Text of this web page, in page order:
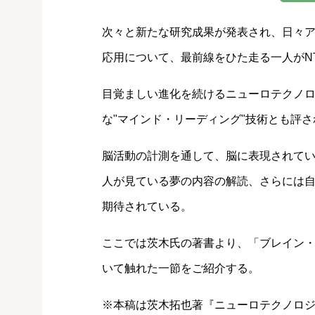
次々と新たな研究成果が発表され、日々
応用について、最前線をひた走る一人が
目覚ましい進化を続けるニューロテクノ
な"マインド・リーディング"技術とも評
脳活動の計測を通して、脳に表現されて
人が見ている夢の内容の解読、さらには
期待されている。
ここでは茨木氏の著書より、「ブレイン
いて触れた一節をご紹介する。
※本稿は茨木拓也著『ニューロテクノロ